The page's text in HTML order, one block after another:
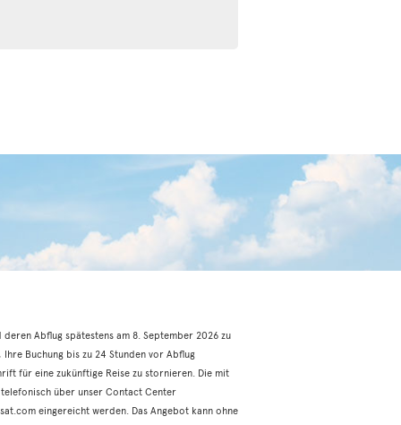
Abflug spätestens am 8. September 2026 zu
Buchung bis zu 24 Stunden vor Abflug
für eine zukünftige Reise zu stornieren. Die mit
über unser Contact Center
eingereicht werden. Das Angebot kann ohne